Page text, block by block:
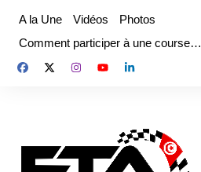
contenu
A la Une Vidéos
Photos
Comment participer à une course…